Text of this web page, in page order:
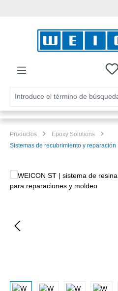
Productos
Epoxy Solutions
Sistemas de recubrimiento y reparación
Omitir galería de imágenes